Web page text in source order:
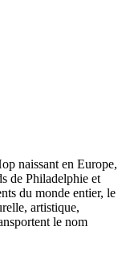
naissant en Europe,
de Philadelphie et
du monde entier, le
artistique,
le nom